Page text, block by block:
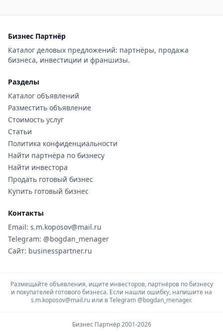
Бизнес Партнёр
Каталог деловых предложений: партнёры, продажа
бизнеса, инвестиции и франшизы.
Разделы
Каталог объявлений
Разместить объявление
Стоимость услуг
Статьи
Политика конфиденциальности
Найти партнёра по бизнесу
Найти инвестора
Продать готовый бизнес
Купить готовый бизнес
Контакты
Email: s.m.koposov@mail.ru
Telegram: @bogdan_menager
Сайт: businesspartner.ru
Размещайте объявления, ищите инвесторов, партнёров по бизнесу
и покупателей готового бизнеса. Если нашли ошибку, напишите на
s.m.koposov@mail.ru или в Telegram@bogdan_menager.
Бизнес Партнёр 2001-2026